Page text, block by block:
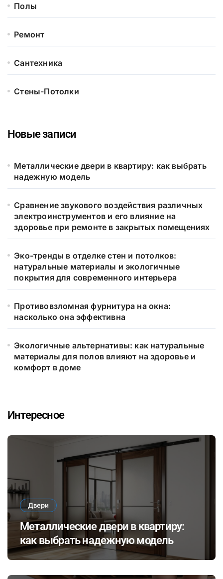
Полы
Ремонт
Сантехника
Стены-Потолки
Новые записи
Металлические двери в квартиру: как выбрать
надежную модель
Сравнение звукового воздействия различных
электроинструментов и его влияние на
здоровье при ремонте в закрытых помещениях
Эко-тренды в отделке стен и потолков:
натуральные материалы и экологичные
покрытия для современного интерьера
Противовзломная фурнитура на окна:
насколько она эффективна
Экологичные альтернативы: как натуральные
материалы для полов влияют на здоровье и
комфорт в доме
Интересное
Двери
Металлические двери в квартиру:
как выбрать надежную модель